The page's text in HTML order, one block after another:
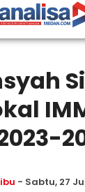
- Sabtu, 27